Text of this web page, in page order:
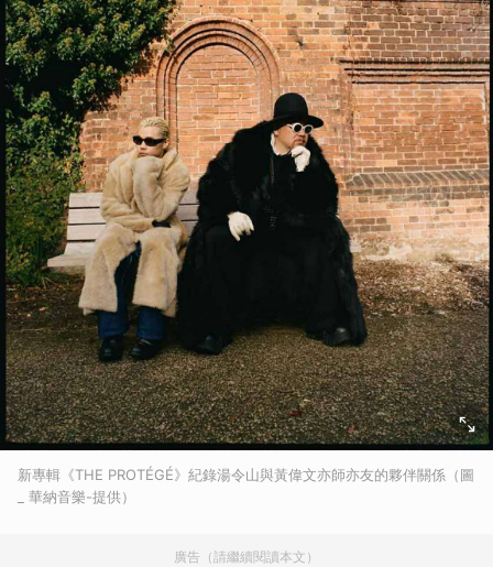
新專輯《THE PROTÉGÉ》紀錄湯令山與黃偉文亦師亦友的夥伴關係（圖
_ 華納音樂-提供）
廣告（請繼續閱讀本文）